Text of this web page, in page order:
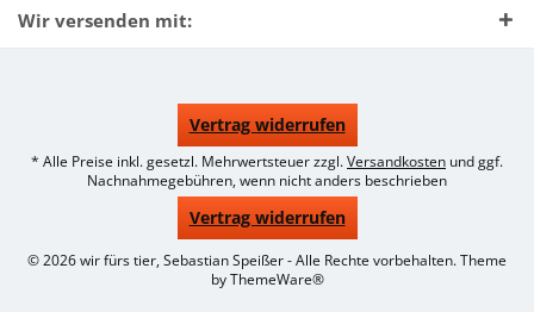
Wir versenden mit:
Vertrag widerrufen
* Alle Preise inkl. gesetzl. Mehrwertsteuer zzgl.Versandkosten und ggf.
Nachnahmegebühren, wenn nicht anders beschrieben
Vertrag widerrufen
© 2026 wir fürs tier, Sebastian Speißer - Alle Rechte vorbehalten. Theme
byThemeWare®